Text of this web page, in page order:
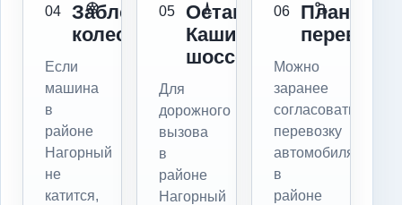
04
Заблокированы
колеса
Если
машина
в
районе
Нагорный
не
катится,
05
Остановка:
Каширское
шоссе
Для
дорожного
вызова
в
районе
Нагорный
06
Плановая
перевозка
Можно
заранее
согласовать
перевозку
автомобиля
в
районе